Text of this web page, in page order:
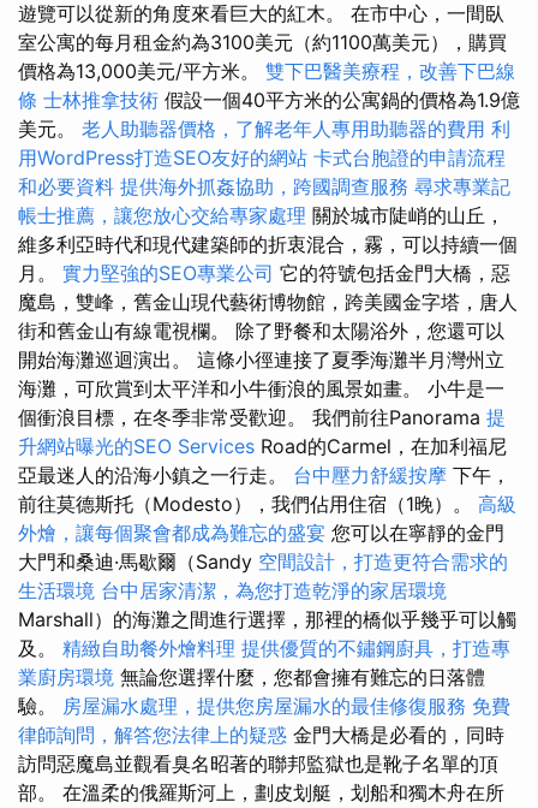
遊覽可以從新的角度來看巨大的紅木。 在市中心，一間臥
室公寓的每月租金約為3100美元（約1100萬美元），購買
價格為13,000美元/平方米。 雙下巴醫美療程，改善下巴線
條 士林推拿技術 假設一個40平方米的公寓鍋的價格為1.9億
美元。 老人助聽器價格，了解老年人專用助聽器的費用 利
用WordPress打造SEO友好的網站 卡式台胞證的申請流程
和必要資料 提供海外抓姦協助，跨國調查服務 尋求專業記
帳士推薦，讓您放心交給專家處理 關於城市陡峭的山丘，
維多利亞時代和現代建築師的折衷混合，霧，可以持續一個
月。 實力堅強的SEO專業公司 它的符號包括金門大橋，惡
魔島，雙峰，舊金山現代藝術博物館，跨美國金字塔，唐人
街和舊金山有線電視欄。 除了野餐和太陽浴外，您還可以
開始海灘巡迴演出。 這條小徑連接了夏季海灘半月灣州立
海灘，可欣賞到太平洋和小牛衝浪的風景如畫。 小牛是一
個衝浪目標，在冬季非常受歡迎。 我們前往Panorama 提
升網站曝光的SEO Services Road的Carmel，在加利福尼
亞最迷人的沿海小鎮之一行走。 台中壓力舒緩按摩 下午，
前往莫德斯托（Modesto），我們佔用住宿（1晚）。 高級
外燴，讓每個聚會都成為難忘的盛宴 您可以在寧靜的金門
大門和桑迪·馬歇爾（Sandy 空間設計，打造更符合需求的
生活環境 台中居家清潔，為您打造乾淨的家居環境
Marshall）的海灘之間進行選擇，那裡的橋似乎幾乎可以觸
及。 精緻自助餐外燴料理 提供優質的不鏽鋼廚具，打造專
業廚房環境 無論您選擇什麼，您都會擁有難忘的日落體
驗。 房屋漏水處理，提供您房屋漏水的最佳修復服務 免費
律師詢問，解答您法律上的疑惑 金門大橋是必看的，同時
訪問惡魔島並觀看臭名昭著的聯邦監獄也是靴子名單的頂
部。 在溫柔的俄羅斯河上，劃皮划艇，划船和獨木舟在所